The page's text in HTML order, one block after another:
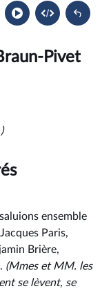
Pivet
ensemble
Paris,
Brière,
(Mmes et MM. les
se lèvent, se